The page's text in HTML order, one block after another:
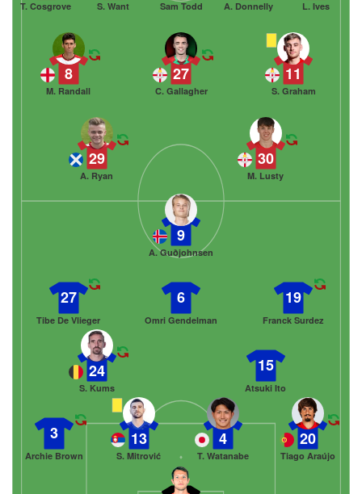
L. Ives
A. Donnelly
Sam Todd
S. Want
T. Cosgrove
11
S. Graham
27
C. Gallagher
8
M. Randall
30
M. Lusty
29
A. Ryan
3
Archie Brown
13
S. Mitrović
4
T. Watanabe
20
Tiago Araújo
24
S. Kums
15
Atsuki Ito
27
Tibe De Vlieger
6
Omri Gendelman
19
Franck Surdez
9
A. Guðjohnsen